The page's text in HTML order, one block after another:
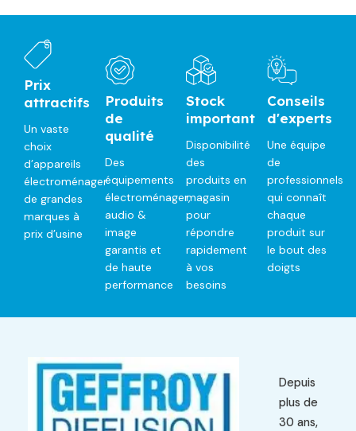
Prix
attractifs
Un vaste
choix
d’appareils
électroménager
de grandes
marques à
prix d’usine
Produits
de
qualité
Des
équipements
électroménager,
audio &
image
garantis et
de haute
performance
Stock
important
Disponibilité
des
produits en
magasin
pour
répondre
rapidement
à vos
besoins
Conseils
d'experts
Une équipe
de
professionnels
qui connaît
chaque
produit sur
le bout des
doigts
Depuis
plus de
30 ans,